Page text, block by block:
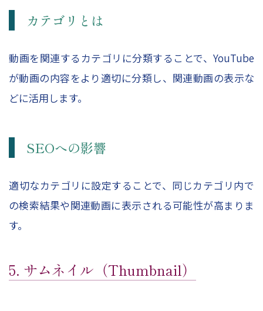
カテゴリとは
動画を関連するカテゴリに分類することで、YouTube
が動画の内容をより適切に分類し、関連動画の表示な
どに活用します。
SEOへの影響
適切なカテゴリに設定することで、同じカテゴリ内で
の検索結果や関連動画に表示される可能性が高まりま
す。
5. サムネイル（Thumbnail）